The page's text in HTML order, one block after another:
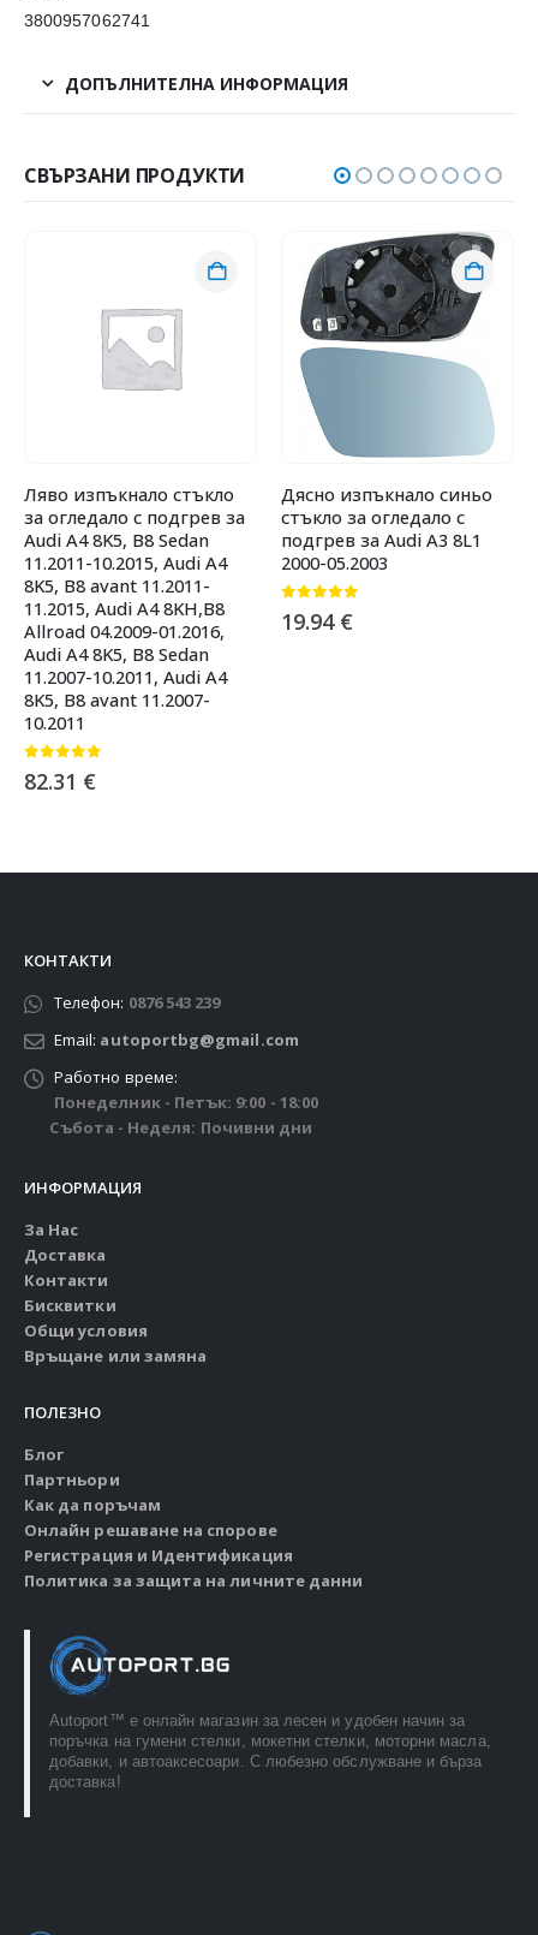
3800957062741
ДОПЪЛНИТЕЛНА ИНФОРМАЦИЯ
СВЪРЗАНИ ПРОДУКТИ
Ляво изпъкнало стъкло
за огледало с подгрев за
Audi A4 8K5, B8 Sedan
11.2011-10.2015, Audi A4
8K5, B8 avant 11.2011-
11.2015, Audi A4 8KH,B8
Allroad 04.2009-01.2016,
Audi A4 8K5, B8 Sedan
11.2007-10.2011, Audi A4
8K5, B8 avant 11.2007-
10.2011
82.31 €
Дясно изпъкнало синьо
стъкло за огледало с
подгрев за Audi A3 8L1
2000-05.2003
19.94 €
КОНТАКТИ
Телефон: 0876 543 239
Email: autoportbg@gmail.com
Работно време:
Понеделник - Петък: 9:00 - 18:00
Събота - Неделя: Почивни дни
ИНФОРМАЦИЯ
За Нас
Доставка
Контакти
Бисквитки
Общи условия
Връщане или замяна
ПОЛЕЗНО
Блог
Партньори
Как да поръчам
Онлайн решаване на спорове
Регистрация и Идентификация
Политика за защита на личните данни
Autoport™ e онлайн магазин за лесен и удобен начин за
поръчка на гумени стелки, мокетни стелки, моторни масла,
добавки, и автоаксесоари. С любезно обслужване и бърза
доставка!